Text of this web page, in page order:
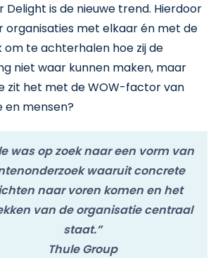
Delight is de nieuwe trend. Hierdoor
organisaties met elkaar én met de
om te achterhalen hoe zij de
niet waar kunnen maken, maar
zit het met de WOW-factor van
en mensen?
was op zoek naar een vorm van
waaruit concrete
naar voren komen en het
van de organisatie centraal
staat.”
Thule Group